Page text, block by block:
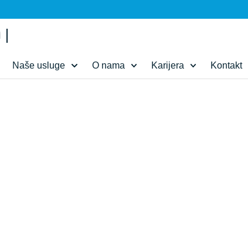
Naše usluge O nama Karijera Kontakt